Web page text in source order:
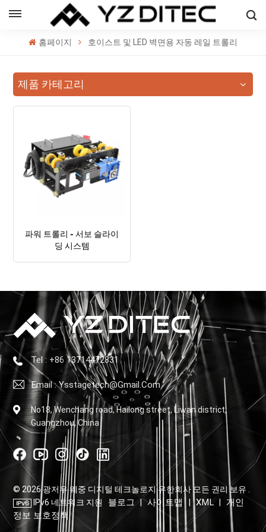
홈페이지 호이스트 및 LED 벽면용 자동 레일 트롤리
제품 카테고리
파워 트롤리 - 서보 슬라이
딩 시스템
Tel : +86 13714472831
Email : Ysstagetech@gmail.com
No18, Wenchang road, Hailong street, Liwan district,
Guangzhou, China
© 2026 광저우 웨중 디지털 테크놀로지 유한회사 모든 권리 보유 .
IPv6 네트워크 지원
블로그 | 사이트맵 XML
개인
정보 보호정책